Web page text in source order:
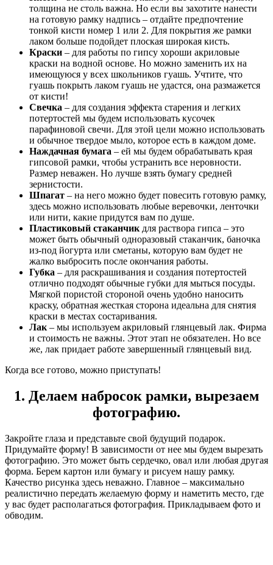
толщина не столь важна. Но если вы захотите нанести
на готовую рамку надпись – отдайте предпочтение
тонкой кисти номер 1 или 2. Для покрытия же рамки
лаком больше подойдет плоская широкая кисть.
Краски – для работы по гипсу хороши акриловые
краски на водной основе. Но можно заменить их на
имеющуюся у всех школьников гуашь. Учтите, что
гуашь покрыть лаком гуашь не удастся, она размажется
от кисти!
Свечка – для создания эффекта старения и легких
потертостей мы будем использовать кусочек
парафиновой свечи. Для этой цели можно использовать
и обычное твердое мыло, которое есть в каждом доме.
Наждачная бумага – ей мы будем обрабатывать края
гипсовой рамки, чтобы устранить все неровности.
Размер неважен. Но лучше взять бумагу средней
зернистости.
Шпагат – на него можно будет повесить готовую рамку,
здесь можно использовать любые веревочки, ленточки
или нити, какие придутся вам по душе.
Пластиковый стаканчик для раствора гипса – это
может быть обычный одноразовый стаканчик, баночка
из-под йогурта или сметаны, которую вам будет не
жалко выбросить после окончания работы.
Губка – для раскрашивания и создания потертостей
отлично подходят обычные губки для мыться посуды.
Мягкой пористой стороной очень удобно наносить
краску, обратная жесткая сторона идеальна для снятия
краски в местах состаривания.
Лак – мы используем акриловый глянцевый лак. Фирма
и стоимость не важны. Этот этап не обязателен. Но все
же, лак придает работе завершенный глянцевый вид.
Когда все готово, можно приступать!
1. Делаем набросок рамки, вырезаем
фотографию.
Закройте глаза и представьте свой будущий подарок.
Придумайте форму! В зависимости от нее мы будем вырезать
фотографию. Это может быть сердечко, овал или любая другая
форма. Берем картон или бумагу и рисуем нашу рамку.
Качество рисунка здесь неважно. Главное – максимально
реалистично передать желаемую форму и наметить место, где
у вас будет располагаться фотография. Прикладываем фото и
обводим.